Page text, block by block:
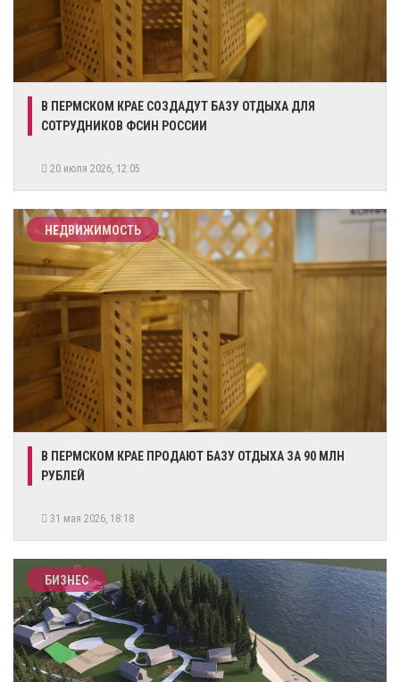
В ПЕРМСКОМ КРАЕ СОЗДАДУТ БАЗУ ОТДЫХА ДЛЯ
СОТРУДНИКОВ ФСИН РОССИИ
20 июля 2026, 12:05
НЕДВИЖИМОСТЬ
В ПЕРМСКОМ КРАЕ ПРОДАЮТ БАЗУ ОТДЫХА ЗА 90 МЛН
РУБЛЕЙ
31 мая 2026, 18:18
БИЗНЕС